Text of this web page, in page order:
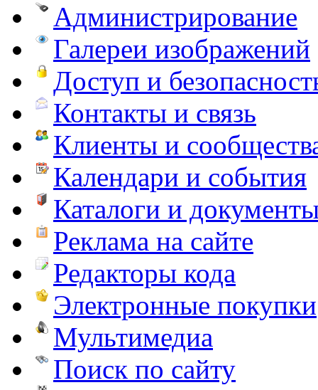
Администрирование
Галереи изображений
Доступ и
Контакты и связь
Клиенты и
Календари и события
Каталоги и
Реклама на сайте
Редакторы кода
Электронные покупки
Мультимедиа
Поиск по сайту